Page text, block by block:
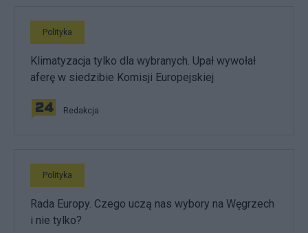
Polityka
Klimatyzacja tylko dla wybranych. Upał wywołał
aferę w siedzibie Komisji Europejskiej
Redakcja
Polityka
Rada Europy. Czego uczą nas wybory na Węgrzech
i nie tylko?